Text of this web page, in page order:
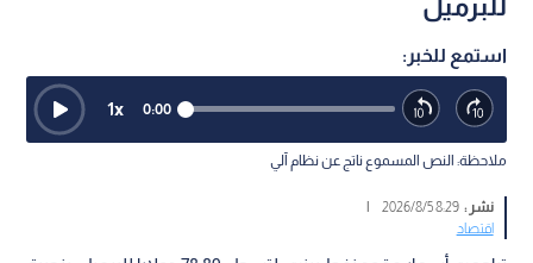
للبرميل
استمع للخبر:
0:00
1x
ملاحظة: النص المسموع ناتج عن نظام آلي
نشر :8:29 2026/8/5
|
اقتصاد